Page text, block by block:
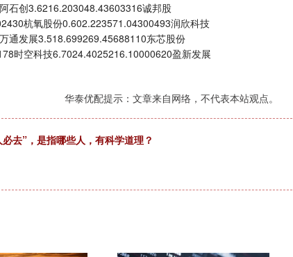
石创3.6216.203048.43603316诚邦股
杭氧股份0.602.223571.04300493润欣科技
通发展3.518.699269.45688110东芯股份
时空科技6.7024.4025216.10000620盈新发展
华泰优配提示：文章来自网络，不代表本站观点。
去”，是指哪些人，有科学道理？